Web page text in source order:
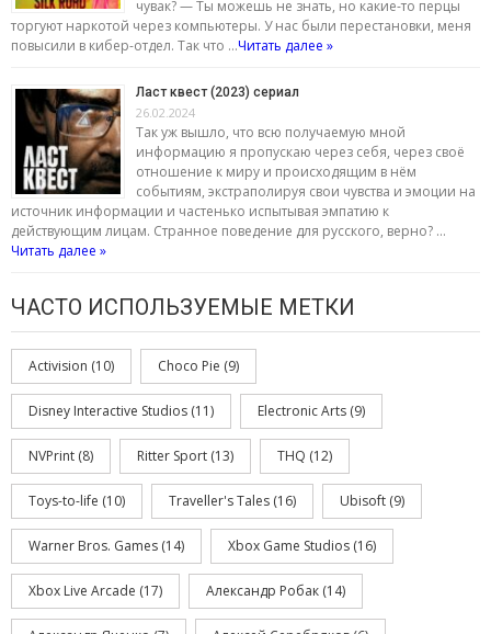
чувак? — Ты можешь не знать, но какие-то перцы
торгуют наркотой через компьютеры. У нас были перестановки, меня
повысили в кибер-отдел. Так что …Читать далее »
Ласт квест (2023) сериал
26.02.2024
Так уж вышло, что всю получаемую мной
информацию я пропускаю через себя, через своё
отношение к миру и происходящим в нём
событиям, экстраполируя свои чувства и эмоции на
источник информации и частенько испытывая эмпатию к
действующим лицам. Странное поведение для русского, верно? …
Читать далее »
ЧАСТО ИСПОЛЬЗУЕМЫЕ МЕТКИ
Activision (10) Choco Pie (9)
Disney Interactive Studios (11) Electronic Arts (9)
NVPrint (8) Ritter Sport (13) THQ (12)
Toys-to-life (10) Traveller's Tales (16) Ubisoft (9)
Warner Bros. Games (14) Xbox Game Studios (16)
Xbox Live Arcade (17) Александр Робак (14)